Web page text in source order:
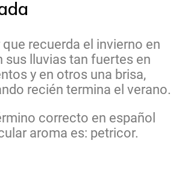
recuerda el invierno en
sus lluvias tan fuertes en
y en otros una brisa,
recién termina el verano.
correcto en español
aroma es: petricor.